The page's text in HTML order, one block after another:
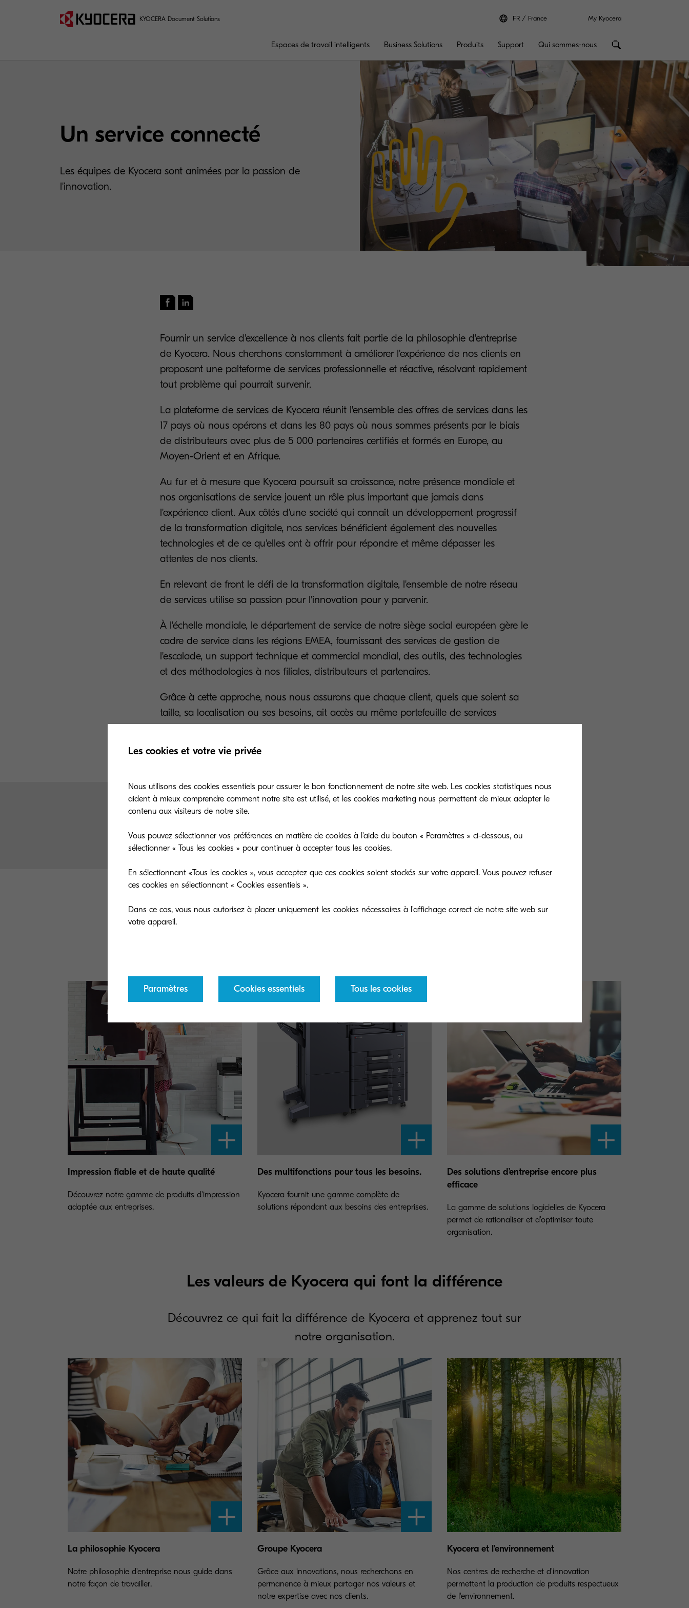
KYOCERA Document Solutions FR France My Kyocera
Espaces de travail intelligents Business Solutions Produits Support Qui sommes-nous
Un service connecté
Les équipes de Kyocera sont animées par la passion de
l'innovation.
Fournir un service d'excellence à nos clients fait partie de la philosophie d'entreprise
de Kyocera. Nous cherchons constamment à améliorer l'expérience de nos clients en
proposant une palteforme de services professionnelle et réactive, résolvant rapidement
tout problème qui pourrait survenir.
La plateforme de services de Kyocera réunit l'ensemble des offres de services dans les
17 pays où nous opérons et dans les 80 pays où nous sommes présents par le biais
de distributeurs avec plus de 5 000 partenaires certifiés et formés en Europe, au
Moyen-Orient et en Afrique.
Au fur et à mesure que Kyocera poursuit sa croissance, notre présence mondiale et
nos organisations de service jouent un rôle plus important que jamais dans
l'expérience client. Aux côtés d'une société qui connaît un développement progressif
de la transformation digitale, nos services bénéficient également des nouvelles
technologies et de ce qu'elles ont à offrir pour répondre et même dépasser les
attentes de nos clients.
En relevant de front le défi de la transformation digitale, l'ensemble de notre réseau
de services utilise sa passion pour l'innovation pour y parvenir.
À l'échelle mondiale, le département de service de notre siège social européen gère le
cadre de service dans les régions EMEA, fournissant des services de gestion de
l'escalade, un support technique et commercial mondial, des outils, des technologies
et des méthodologies à nos filiales, distributeurs et partenaires.
Grâce à cette approche, nous nous assurons que chaque client, quels que soient sa
taille, sa localisation ou ses besoins, ait accès au même portefeuille de services
standardisés. Qu'il s'agisse d'un service de dépannage régulier ou d'un scénario plus
Découvrez nos produits et services
Impression fiable et de haute qualité
Découvrez notre gamme de produits d'impression
adaptée aux entreprises.
Des multifonctions pour tous les besoins.
Kyocera fournit une gamme complète de
solutions répondant aux besoins des entreprises.
Des solutions d’entreprise encore plus
efficace
La gamme de solutions logicielles de Kyocera
permet de rationaliser et d'optimiser toute
organisation.
Les valeurs de Kyocera qui font la différence
Découvrez ce qui fait la différence de Kyocera et apprenez tout sur
notre organisation.
La philosophie Kyocera
Notre philosophie d'entreprise nous guide dans
notre façon de travailler.
Groupe Kyocera
Grâce aux innovations, nous recherchons en
permanence à mieux partager nos valeurs et
notre expertise avec nos clients.
Kyocera et l'environnement
Nos centres de recherche et d'innovation
permettent la production de produits respectueux
de l'environnement.
Les cookies et votre vie privée
Nous utilisons des cookies essentiels pour assurer le bon fonctionnement de notre site web. Les cookies statistiques nous
aident à mieux comprendre comment notre site est utilisé, et les cookies marketing nous permettent de mieux adapter le
contenu aux visiteurs de notre site.
Vous pouvez sélectionner vos préférences en matière de cookies à l'aide du bouton « Paramètres » ci-dessous, ou
sélectionner « Tous les cookies » pour continuer à accepter tous les cookies.
En sélectionnant «Tous les cookies », vous acceptez que ces cookies soient stockés sur votre appareil. Vous pouvez refuser
ces cookies en sélectionnant « Cookies essentiels ».
Dans ce cas, vous nous autorisez à placer uniquement les cookies nécessaires à l'affichage correct de notre site web sur
votre appareil.
Paramètres Cookies essentiels Tous les cookies